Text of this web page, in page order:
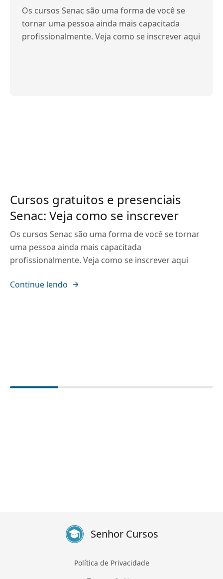
Os cursos Senac são uma forma de você se
tornar uma pessoa ainda mais capacitada
profissionalmente. Veja como se inscrever aqui
Cursos gratuitos e presenciais
Senac: Veja como se inscrever
Os cursos Senac são uma forma de você se tornar
uma pessoa ainda mais capacitada
profissionalmente. Veja como se inscrever aqui
Continue lendo
Senhor Cursos
Política de Privacidade